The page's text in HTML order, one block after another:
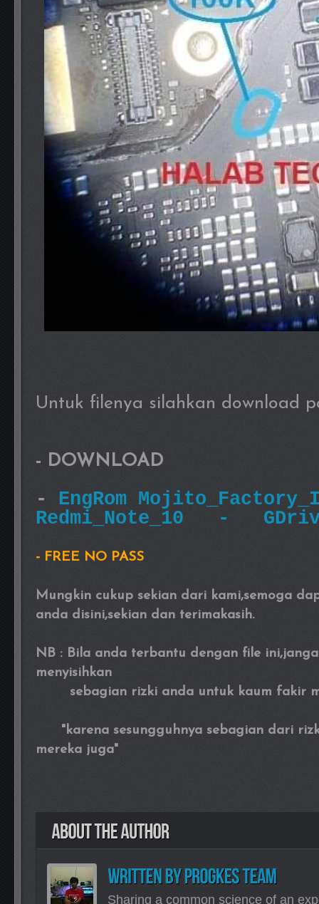
Untuk filenya silahkan download
- DOWNLOAD
- EngRom
Redmi_Note_10 -
- FREE NO PASS
Mungkin cukup sekian dari kami,semoga
anda disini,sekian dan terimakasih.
NB : Bila anda terbantu dengan file
menyisihkan
sebagian rizki anda untuk kaum fakir
"karena sesungguhnya sebagian dari
mereka juga"
Sharing a common science of an